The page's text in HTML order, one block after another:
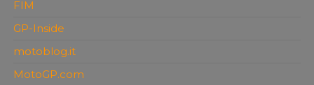
FIM
GP-Inside
motoblog.it
MotoGP.com